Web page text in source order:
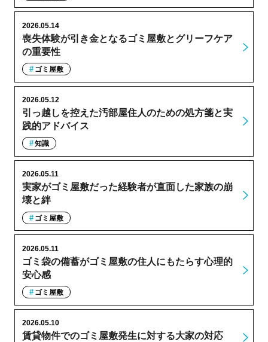
喪失体験が引き金となるゴミ屋敷とグリーフケア
の重要性
2026.05.14
ゴミ屋敷
引っ越しを控えた汚部屋住人のための処方箋と実
践的アドバイス
2026.05.12
知識
実家がゴミ屋敷だった経験者が直面した家族の崩
壊と絆
2026.05.11
ゴミ屋敷
ゴミ袋の備蓄がゴミ屋敷の住人にもたらす心理的
安心感
2026.05.11
ゴミ屋敷
賃貸物件でのゴミ屋敷発生に対する大家の対応
2026.05.10